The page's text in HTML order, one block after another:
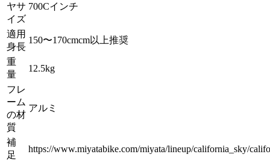
ヤサ
イズ
700Cインチ
適用
身長
150〜170cmcm以上推奨
重
量
12.5kg
フレ
ーム
の材
質
アルミ
補
足
https://www.miyatabike.com/miyata/lineup/california_sky/